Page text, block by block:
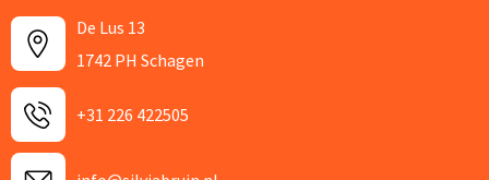
De Lus 13
1742 PH Schagen
+31 226 422505